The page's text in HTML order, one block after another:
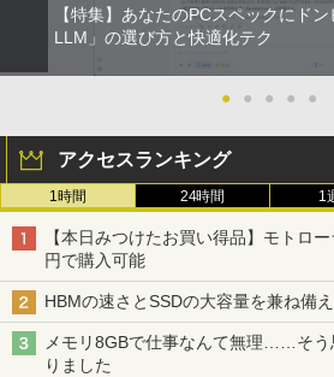
【特集】あなたのPCスペックにド
LLM」の選び方と快適化テク
● ● ● ● ●
アクセスランキング
1時間 24時間 1
【本日みつけたお買い得品】モトロ
円で購入可能
HBMの速さとSSDの大容量を兼ね備
メモリ8GBで仕事なんて無理……そう
りました